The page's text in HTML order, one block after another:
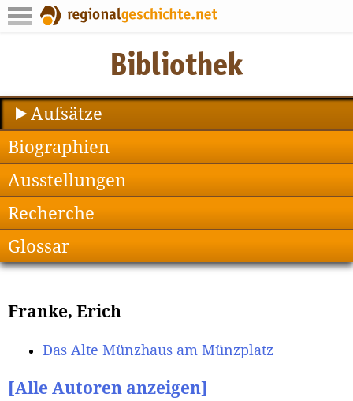
Aufsätze
Biographien
Ausstellungen
Recherche
Glossar
Franke, Erich
Das Alte Münzhaus am Münzplatz
[Alle Autoren anzeigen]